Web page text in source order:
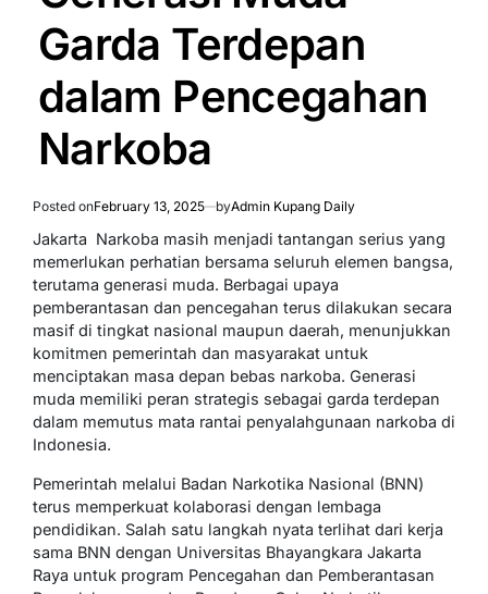
Garda Terdepan
dalam Pencegahan
Narkoba
Posted onFebruary 13, 2025 byAdmin Kupang Daily
Jakarta  Narkoba masih menjadi tantangan serius yang
memerlukan perhatian bersama seluruh elemen bangsa,
terutama generasi muda. Berbagai upaya
pemberantasan dan pencegahan terus dilakukan secara
masif di tingkat nasional maupun daerah, menunjukkan
komitmen pemerintah dan masyarakat untuk
menciptakan masa depan bebas narkoba. Generasi
muda memiliki peran strategis sebagai garda terdepan
dalam memutus mata rantai penyalahgunaan narkoba di
Indonesia.
Pemerintah melalui Badan Narkotika Nasional (BNN)
terus memperkuat kolaborasi dengan lembaga
pendidikan. Salah satu langkah nyata terlihat dari kerja
sama BNN dengan Universitas Bhayangkara Jakarta
Raya untuk program Pencegahan dan Pemberantasan